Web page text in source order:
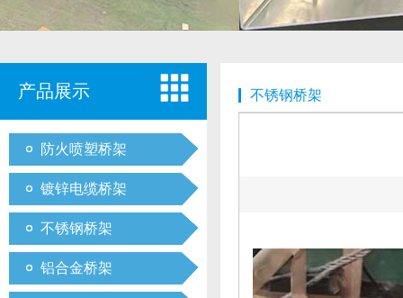
产品展示
防火喷塑桥架
镀锌电缆桥架
不锈钢桥架
铝合金桥架
不锈钢桥架